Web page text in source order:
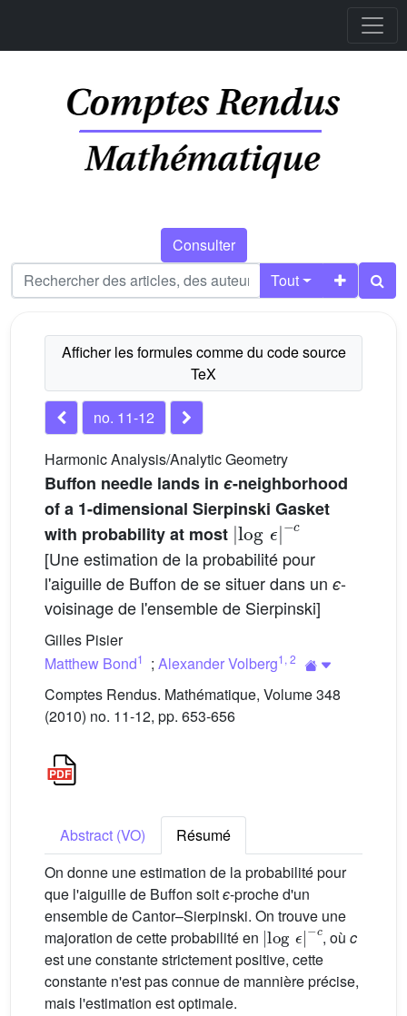
Consulter
Tout
no. 11-12
Harmonic Analysis/Analytic Geometry
Buffon needle lands in ϵ-neighborhood
of a 1-dimensional Sierpinski Gasket
with probability at most
|logϵ|
−c
[Une estimation de la probabilité pour
l'aiguille de Buffon de se situer dans un ϵ-
voisinage de l'ensemble de Sierpinski]
Gilles Pisier
Matthew Bond1 ; Alexander Volberg1 , 2
Comptes Rendus. Mathématique, Volume 348
(2010) no. 11-12, pp. 653-656
Abstract (VO)
Résumé
On donne une estimation de la probabilité pour
que l'aiguille de Buffon soitϵ-proche d'un
ensemble de Cantor–Sierpinski. On trouve une
majoration de cette probabilité en
|logϵ|−c
, où c
est une constante strictement positive, cette
constante n'est pas connue de mannière précise,
mais l'estimation est optimale.